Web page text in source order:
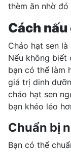
thèm ăn nhờ
Cách
Cháo hạt sen
Nếu không biết
bạn có thể làm
giá trị dinh
cháo hạt sen
bạn khéo léo
Chuẩn bị
Bạn có thể